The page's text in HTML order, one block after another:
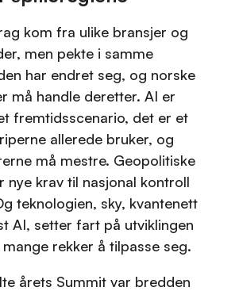
kom fra ulike bransjer og
men pekte i samme
har endret seg, og norske
må handle deretter. AI er
fremtidsscenario, det er et
allerede bruker, og
må mestre. Geopolitiske
nye krav til nasjonal kontroll
teknologien, sky, kvantenett
AI, setter fart på utviklingen
rekker å tilpasse seg.
årets Summit var bredden